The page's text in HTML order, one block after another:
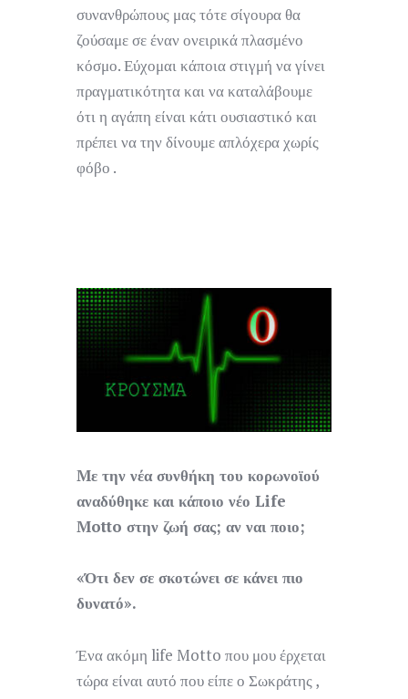
συνανθρώπους μας τότε σίγουρα θα
ζούσαμε σε έναν ονειρικά πλασμένο
κόσμο. Εύχομαι κάποια στιγμή να γίνει
πραγματικότητα και να καταλάβουμε
ότι η αγάπη είναι κάτι ουσιαστικό και
πρέπει να την δίνουμε απλόχερα χωρίς
φόβο .
Mε την νέα συνθήκη του κορωνοϊού
αναδύθηκε και κάποιο νέο Life
Motto στην ζωή σας; αν ναι ποιο;
«Ότι δεν σε σκοτώνει σε κάνει πιο
δυνατό».
Ένα ακόμη life Motto που μου έρχεται
τώρα είναι αυτό που είπε ο Σωκράτης ,